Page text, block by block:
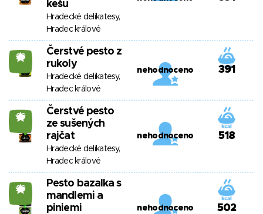
kešu
Hradecké delikatesy,
Hradec králové
26
Čerstvé pesto z
rukoly
Hradecké delikatesy,
Hradec králové
nehodnoceno 391
26
Čerstvé pesto
ze sušených
rajčat
Hradecké delikatesy,
Hradec králové
nehodnoceno 518
26
Pesto bazalka s
mandlemi a
piniemi
nehodnoceno 502